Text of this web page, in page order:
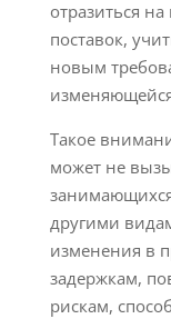
отразиться
поставок,
новым
Такое
может не
другими
изменения в
задержкам,
рискам,